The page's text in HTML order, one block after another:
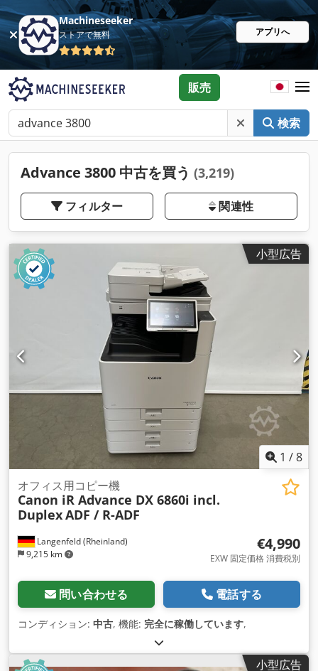
Machineseeker
ストアで無料 アプリへ
検索
販売
Advance 3800 中古を買う (3,219)
フィルター 関連性
小型広告
1 /8
Langenfeld (Rheinland)
9,215 km
オフィス用コピー機
Canon iR Advance DX 6860i incl.
DuplexADF / R-ADF
€4,990
EXW 固定価格 消費税別
問い合わせる 電話する
コンディション: 中古, 機能: 完全に稼働しています,
小型広告